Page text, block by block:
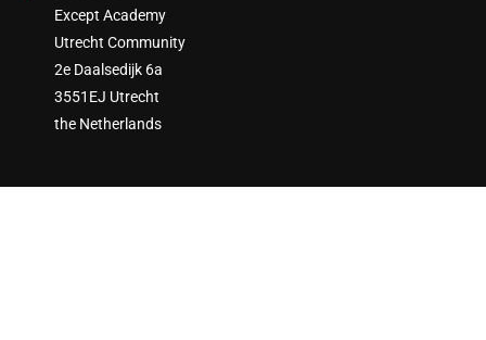
Except Academy
Utrecht Community
2e Daalsedijk 6a
3551EJ Utrecht
the Netherlands